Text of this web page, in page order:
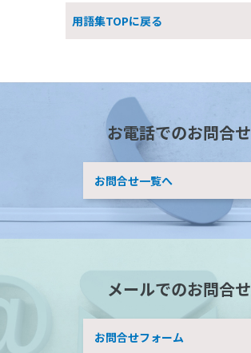
用語集TOPに戻る
お電話でのお問合せ
お問合せ一覧へ
メールでのお問合せ
お問合せフォーム